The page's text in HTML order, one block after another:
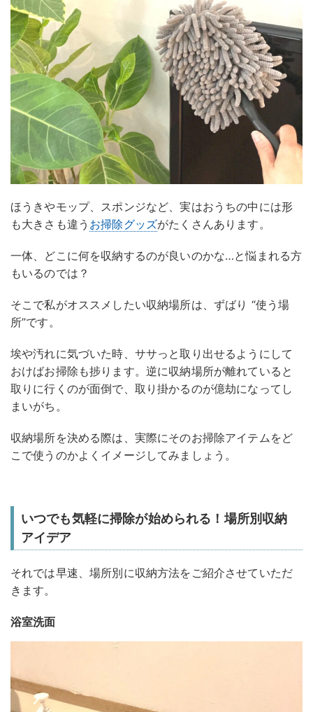
ほうきやモップ、スポンジなど、実はおうちの中には形
も大きさも違う お掃除グッズがたくさんあります。
一体、どこに何を収納するのが良いのかな…と悩まれる方
もいるのでは？
そこで私がオススメしたい収納場所は、ずばり “使う場
所”です。
埃や汚れに気づいた時、ササっと取り出せるようにして
おけばお掃除も捗ります。逆に収納場所が離れていると
取りに行くのが面倒で、取り掛かるのが億劫になってし
まいがち。
収納場所を決める際は、実際にそのお掃除アイテムをど
こで使うのかよくイメージしてみましょう。
いつでも気軽に掃除が始められる！場所別収納
アイデア
それでは早速、場所別に収納方法をご紹介させていただ
きます。
浴室洗面